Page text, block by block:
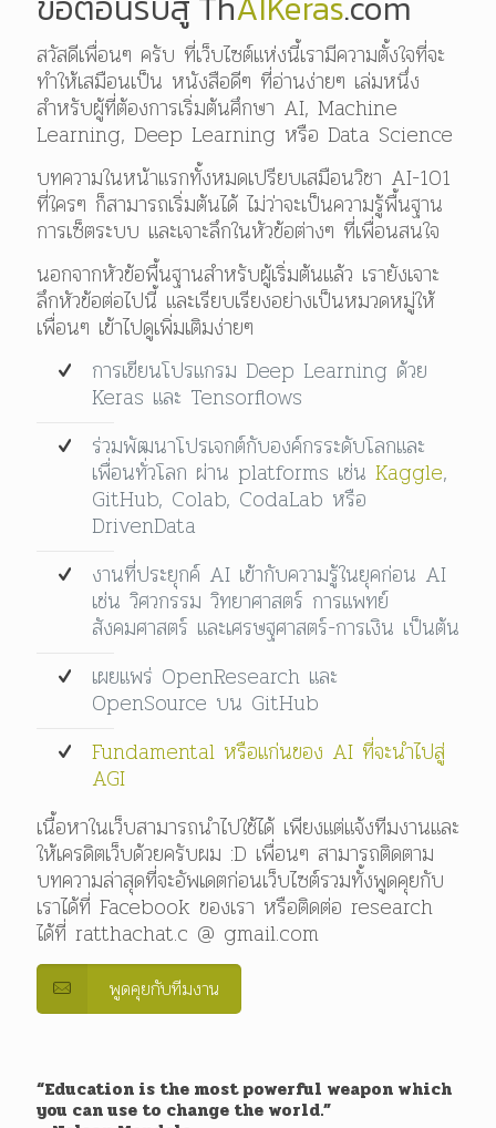
สวัสดีเพื่อนๆ ครับ ที่เว็บไซต์แห่งนี้เรามีความตั้งใจที่จะ
ทำให้เสมือนเป็น หนังสือดีๆ ที่อ่านง่ายๆ เล่มหนึ่ง
สำหรับผู้ที่ต้องการเริ่มต้นศึกษา AI, Machine
Learning, Deep Learning หรือ Data Science
บทความในหน้าแรกทั้งหมดเปรียบเสมือนวิชา AI-101
ที่ใครๆ ก็สามารถเริ่มต้นได้ ไม่ว่าจะเป็นความรู้พื้นฐาน
การเซ็ตระบบ และเจาะลึกในหัวข้อต่างๆ ที่เพื่อนสนใจ
นอกจากหัวข้อพื้นฐานสำหรับผู้เริ่มต้นแล้ว เรายังเจาะ
ลึกหัวข้อต่อไปนี้ และเรียบเรียงอย่างเป็นหมวดหมู่ให้
เพื่อนๆ เข้าไปดูเพิ่มเติมง่ายๆ
การเขียนโปรแกรม Deep Learning ด้วย
Keras และ Tensorflows
ร่วมพัฒนาโปรเจกต์กับองค์กรระดับโลกและ
เพื่อนทั่วโลก ผ่าน platforms เช่น Kaggle,
GitHub, Colab, CodaLab หรือ
DrivenData
งานที่ประยุกค์ AI เข้ากับความรู้ในยุคก่อน AI
เช่น วิศวกรรม วิทยาศาสตร์ การแพทย์
สังคมศาสตร์ และเศรษฐศาสตร์-การเงิน เป็นต้น
เผยแพร่ OpenResearch และ
OpenSource บน GitHub
Fundamental หรือแก่นของ AI ที่จะนำไปสู่
AGI
เนื้อหาในเว็บสามารถนำไปใช้ได้ เพียงแต่แจ้งทีมงานและ
ให้เครดิตเว็บด้วยครับผม :D เพื่อนๆ สามารถติดตาม
บทความล่าสุดที่จะอัพเดตก่อนเว็บไซต์รวมทั้งพูดคุยกับ
เราได้ที่ Facebook ของเรา หรือติดต่อ research
ได้ที่ ratthachat.c @ gmail.com
พูดคุยกับทีมงาน
“Education is the most powerful weapon which
you can use to change the world.”